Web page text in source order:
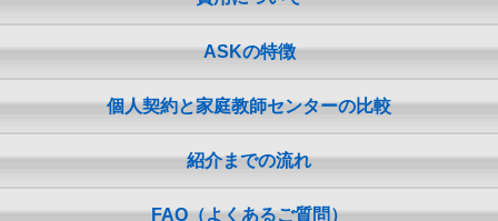
ASKの特徴
個人契約と家庭教師センターの比較
紹介までの流れ
FAQ（よくあるご質問）